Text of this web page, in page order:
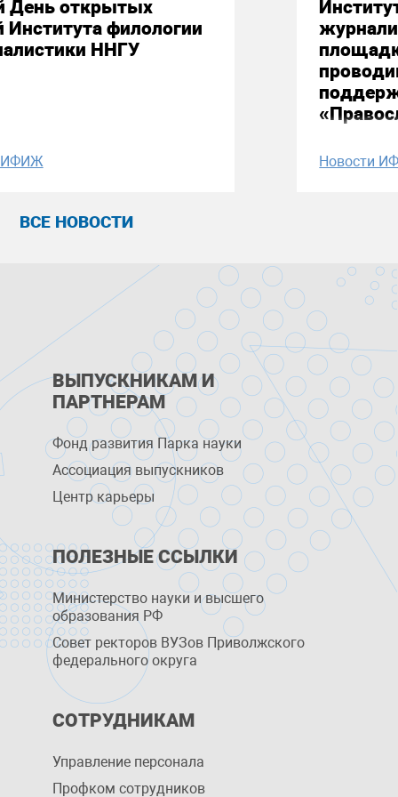
День открытых
Института филологии
ННГУ
ИФИЖ Новости
ВСЕ НОВОСТИ
ВЫПУСКНИКАМ И
ПАРТНЕРАМ
Фонд развития Парка науки
Ассоциация выпускников
Центр карьеры
ПОЛЕЗНЫЕ ССЫЛКИ
Министерство науки и высшего
образования РФ
Совет ректоров ВУЗов Приволжского
федерального округа
СОТРУДНИКАМ
Управление персоналa
Профком сотрудников